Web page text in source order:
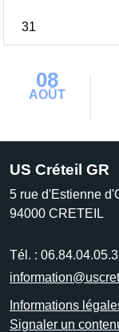
31
08
AOÛT
US Créteil GR
5 rue d'Estienne
94000 CRETEIL
Tél. :
Informations
Signaler un